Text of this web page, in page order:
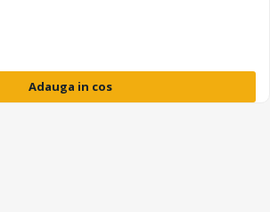
Adauga in cos